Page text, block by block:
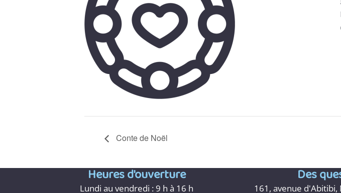
Conte de Noël
Heures d'ouverture
Lundi au vendredi : 9 h à 16 h
Des
161, avenue d'Abitibi,